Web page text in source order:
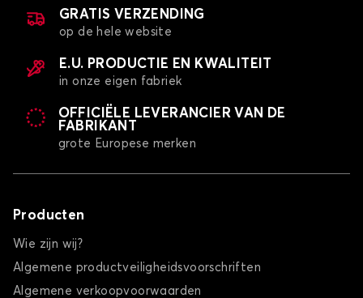
GRATIS VERZENDING
op de hele website
E.U. PRODUCTIE EN KWALITEIT
in onze eigen fabriek
OFFICIËLE LEVERANCIER VAN DE
FABRIKANT
grote Europese merken
Producten
Wie zijn wij?
Algemene productveiligheidsvoorschriften
Algemene verkoopvoorwaarden